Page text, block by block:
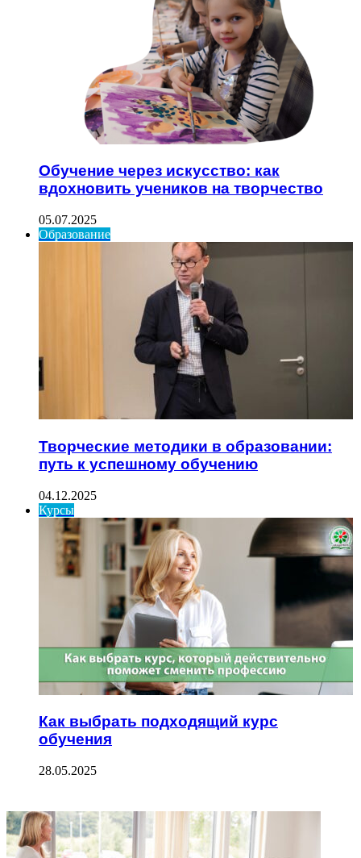
Обучение через искусство: как
вдохновить учеников на творчество
05.07.2025
Образование
Творческие методики в образовании:
путь к успешному обучению
04.12.2025
Курсы
Как выбрать подходящий курс
обучения
28.05.2025